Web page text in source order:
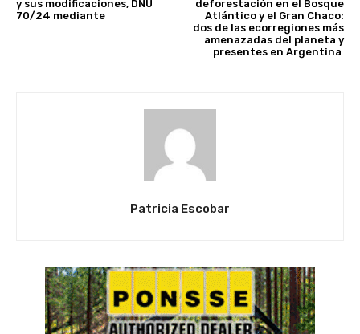
y sus modificaciones, DNU
70/24 mediante
deforestación en el Bosque
Atlántico y el Gran Chaco:
dos de las ecorregiones más
amenazadas del planeta y
presentes en Argentina
Patricia Escobar